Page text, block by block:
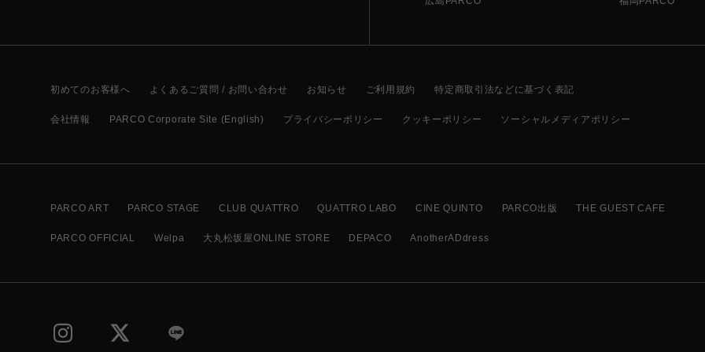
初めてのお客様へ よくあるご質問 / お問い合わせ お知らせ ご利用規約 特定商取引法などに基づく表記
会社情報 PARCO Corporate Site (English) プライバシーポリシー クッキーポリシー ソーシャルメディアポリシー
PARCO ART PARCO STAGE CLUB QUATTRO QUATTRO LABO CINE QUINTO PARCO出版 THE GUEST CAFE
PARCO OFFICIAL Welpa 大丸松坂屋ONLINE STORE DEPACO AnotherADdress